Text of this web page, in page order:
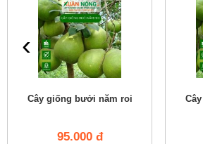
Cây giống bưởi năm roi
95.000 đ
‹